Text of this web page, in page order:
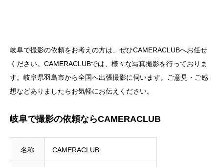
岐阜で撮影の依頼をお考えの方は、ぜひCAMERACLUBへお任せ
ください。CAMERACLUBでは、様々な写真撮影を行っておりま
す。岐阜県羽島市から全国へ出張撮影に伺います。ご意見・ご感
想などありましたらお気軽にお伝えください。
岐阜で撮影の依頼ならCAMERACLUB
名称 CAMERACLUB